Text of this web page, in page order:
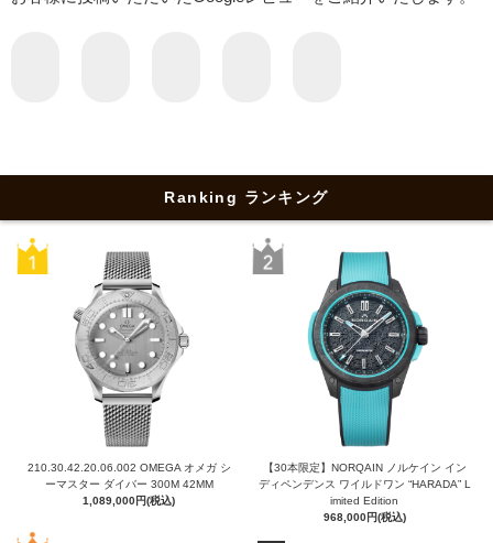
Ranking ランキング
210.30.42.20.06.002 OMEGA オメガ シ
ーマスター ダイバー 300M 42MM
1,089,000円(税込)
【30本限定】NORQAIN ノルケイン イン
ディペンデンス ワイルドワン “HARADA” L
imited Edition
968,000円(税込)